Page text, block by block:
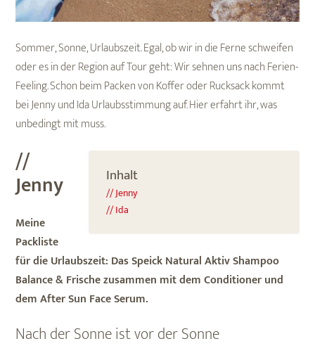
Sommer, Sonne, Urlaubszeit. Egal, ob wir in die Ferne schweifen
oder es in der Region auf Tour geht: Wir sehnen uns nach Ferien-
Feeling. Schon beim Packen von Koffer oder Rucksack kommt
bei Jenny und Ida Urlaubsstimmung auf. Hier erfahrt ihr, was
unbedingt mit muss.
Inhalt
// Jenny
// Ida
//
Jenny
Meine
Packliste
für die Urlaubszeit: Das Speick Natural Aktiv Shampoo
Balance & Frische zusammen mit dem Conditioner und
dem After Sun Face Serum.
Nach der Sonne ist vor der Sonne